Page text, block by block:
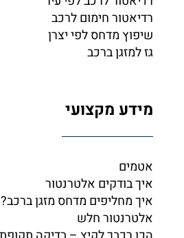
רדיאטור חימום לרכב
שיפוץ מדחס לפי יצרן
גז למזגן ברכב
מידע מקצועי
אטמים
איך בודקים אלטרנטור
איך מחליפים מדחס מזגן ברכב?
אלטרנטור חלש